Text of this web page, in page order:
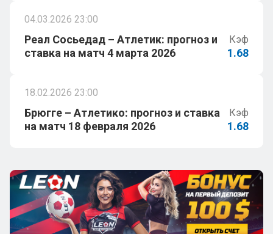
04.03.2026 23:00
Реал Сосьедад – Атлетик: прогноз и
ставка на матч 4 марта 2026
Кэф
1.68
18.02.2026 23:00
Брюгге – Атлетико: прогноз и ставка
на матч 18 февраля 2026
Кэф
1.68